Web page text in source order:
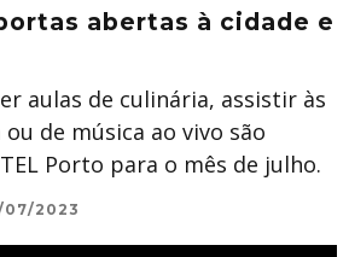
abertas à cidade e
aulas de culinária, assistir às
de música ao vivo são
Porto para o mês de julho.
07/2023